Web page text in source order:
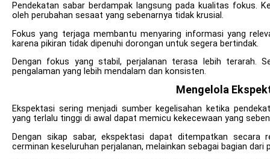
Pendekatan sabar berdampak langsung pada kualitas fokus.
oleh perubahan sesaat yang sebenarnya tidak krusial.
Fokus yang terjaga membantu menyaring informasi yang
karena pikiran tidak dipenuhi dorongan untuk segera bertindak.
Dengan fokus yang stabil, perjalanan terasa lebih terarah.
pengalaman yang lebih mendalam dan konsisten.
Mengelola
Ekspektasi sering menjadi sumber kegelisahan ketika
yang terlalu tinggi di awal dapat memicu kekecewaan yang
Dengan sikap sabar, ekspektasi dapat ditempatkan secara
cerminan keseluruhan perjalanan, melainkan sebagai bagian dari